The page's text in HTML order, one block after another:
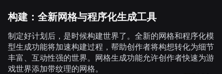
构建：全新网格与程序化生成工具
制定好计划后，是时候构建世界了。全新的网格和程序化模
型生成功能将加速构建过程，帮助创作者将构想转化为细节
丰富、互动性强的世界。网格生成功能允许创作者快速为游
戏世界添加带纹理的网格。